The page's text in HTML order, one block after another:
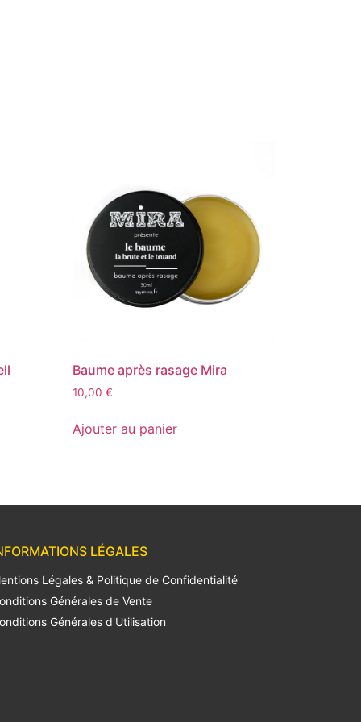
Baume après rasage Mira
10,00€
Ajouter au panier
LÉGALES
Légales & Politique de Confidentialité
Générales de Vente
Générales d'Utilisation